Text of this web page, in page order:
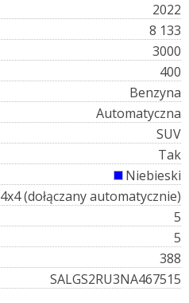
2022
8 133
3000
400
Benzyna
Automatyczna
SUV
Tak
Niebieski
4x4 (dołączany automatycznie)
5
5
388
SALGS2RU3NA467515